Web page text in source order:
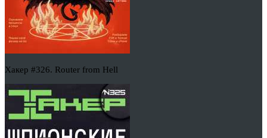
Хакер #326. Router from Hell